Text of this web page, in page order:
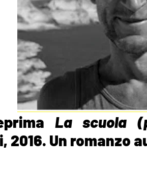
La scuola
2016. Un